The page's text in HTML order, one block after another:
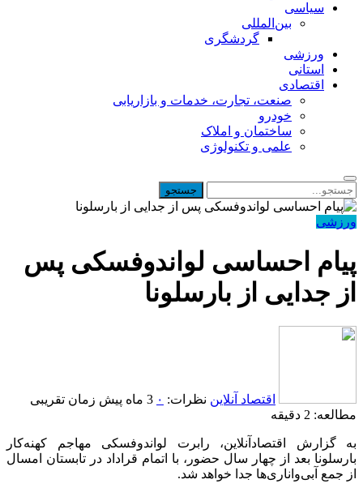
سیاسی
بین‌المللی
گردشگری
ورزشی
استانی
اقتصادی
صنعت، تجارت، خدمات و بازاریابی
خودرو
ساختمان و املاک
علمی و تکنولوژی
ورزشی
پیام احساسی لواندوفسکی پس
از جدایی از بارسلونا
اقتصاد آنلاین نظرات: ۰ 3 ماه پیش
زمان تقریبی
مطالعه: 2 دقیقه
به گزارش اقتصادآنلاین، رابرت لواندوفسکی مهاجم کهنه‌کار
بارسلونا بعد از چهار سال حضور، با اتمام قراداد در تابستان امسال
از جمع آبی‌واناری‌ها جدا خواهد شد.